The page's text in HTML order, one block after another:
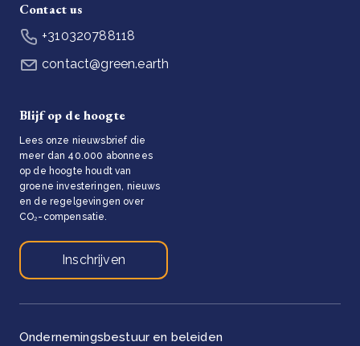
Contact us
+310320788118
contact@green.earth
Blijf op de hoogte
Lees onze nieuwsbrief die
meer dan 40.000 abonnees
op de hoogte houdt van
groene investeringen, nieuws
en de regelgevingen over
CO₂-compensatie.
Inschrijven
Ondernemingsbestuur en beleiden